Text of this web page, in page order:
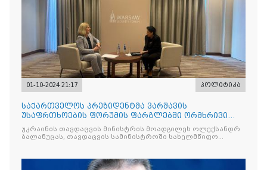
01-10-2024 21:17 პოლიტიკა
საქართველოს პრეზიდენტმა ვარშავის
უსაფრთხოების ფორუმის ფარგლებში ორმხრივი
შეხვედრები გამართა
უკრაინის თავდაცვის მინისტრის მოადგილეს ოლექსანდრ
ბალანუცას, თავდაცვის სამინისტროში სახელმწიფო